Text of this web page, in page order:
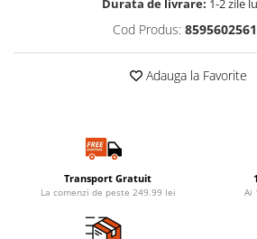
Durata de livrare: 1-2 zile
Cod Produs:
Adauga la Favorite
Transport Gratuit
La comenzi de peste 249.99 lei Ai